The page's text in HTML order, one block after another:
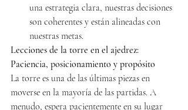
una estrategia clara, nuestras decisiones
son coherentes y están alineadas con
nuestras metas.
Lecciones de la torre en el ajedrez:
Paciencia, posicionamiento y propósito
La torre es una de las últimas piezas en
moverse en la mayoría de las partidas. A
menudo, espera pacientemente en su lugar